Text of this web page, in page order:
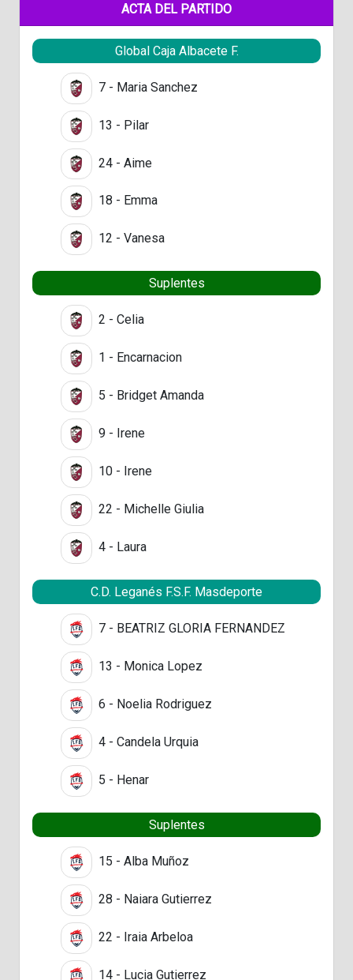
ACTA DEL PARTIDO
Global Caja Albacete F.
7 - Maria Sanchez
13 - Pilar
24 - Aime
18 - Emma
12 - Vanesa
Suplentes
2 - Celia
1 - Encarnacion
5 - Bridget Amanda
9 - Irene
10 - Irene
22 - Michelle Giulia
4 - Laura
C.D. Leganés F.S.F. Masdeporte
7 - BEATRIZ GLORIA FERNANDEZ
13 - Monica Lopez
6 - Noelia Rodriguez
4 - Candela Urquia
5 - Henar
Suplentes
15 - Alba Muñoz
28 - Naiara Gutierrez
22 - Iraia Arbeloa
14 - Lucia Gutierrez